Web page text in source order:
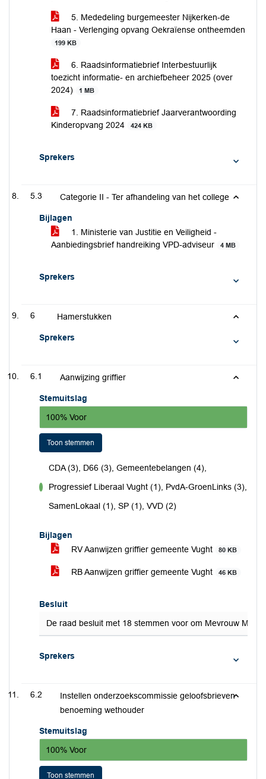
5. Mededeling burgemeester Nijkerken-de
Haan - Verlenging opvang Oekraïense ontheemden
199 KB
6. Raadsinformatiebrief Interbestuurlijk
toezicht informatie- en archiefbeheer 2025 (over
2024)
1 MB
7. Raadsinformatiebrief Jaarverantwoording
Kinderopvang 2024
424 KB
Sprekers
5.3 Categorie II - Ter afhandeling van het college
Bijlagen
1. Ministerie van Justitie en Veiligheid -
Aanbiedingsbrief handreiking VPD-adviseur
4 MB
Sprekers
6 Hamerstukken
Sprekers
6.1 Aanwijzing griffier
Stemuitslag
100% Voor
Toon stemmen
CDA (3), D66 (3), Gemeentebelangen (4),
Progressief Liberaal Vught (1), PvdA-GroenLinks (3),
SamenLokaal (1), SP (1), VVD (2)
Bijlagen
RV Aanwijzen griffier gemeente Vught
80 KB
RB Aanwijzen griffier gemeente Vught 46 KB
Besluit
De raad besluit met 18 stemmen voor om Mevrouw
Sprekers
6.2
Instellen onderzoekscommissie geloofsbrieven
benoeming wethouder
Stemuitslag
100% Voor
Toon stemmen